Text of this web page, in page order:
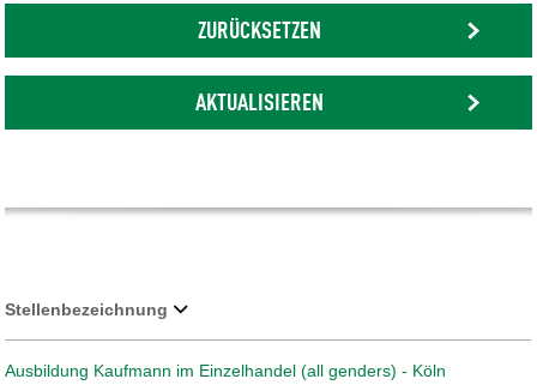
ZURÜCKSETZEN
AKTUALISIEREN
Stellenbezeichnung
Ausbildung Kaufmann im Einzelhandel (all genders) - Köln